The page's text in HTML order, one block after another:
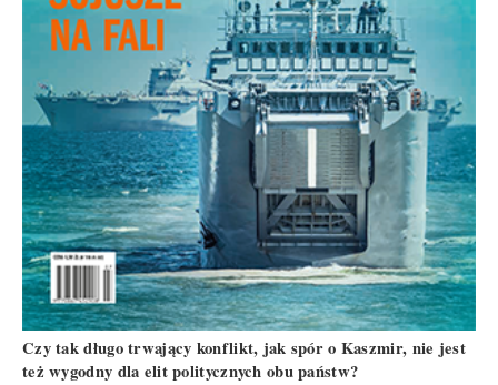
Czy tak długo trwający konflikt, jak spór o Kaszmir, nie jest
też wygodny dla elit politycznych obu państw?